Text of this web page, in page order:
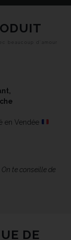
beaucoup d’amour
en Vendée
te conseille de
DE